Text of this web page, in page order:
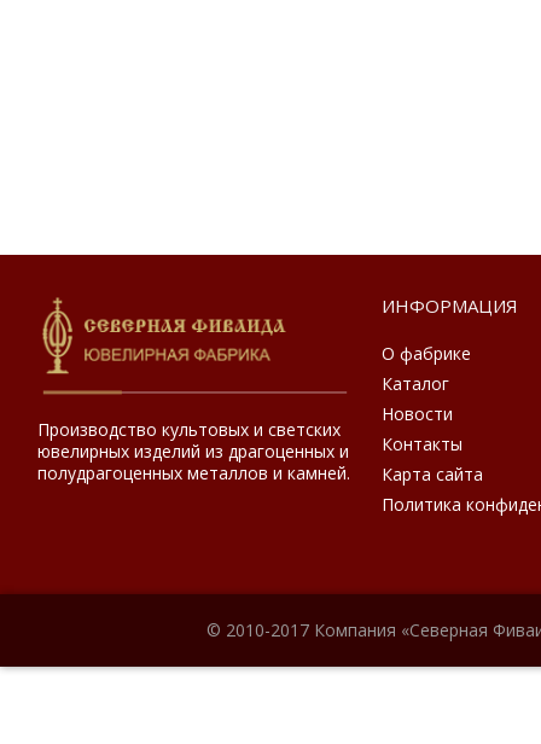
Производство культовых и светских
ювелирных изделий из драгоценных и
полудрагоценных металлов и камней.
ИНФОРМАЦИЯ
О фабрике
Каталог
Новости
Контакты
Карта сайта
Политика
© 2010-2017 Компания «Северная